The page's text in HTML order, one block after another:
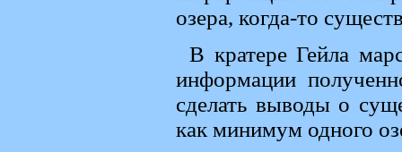
озера, когда-то
В кратере Гейла
информации
сделать выводы о
как минимум одного